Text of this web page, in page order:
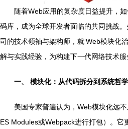
随着Web应用的复杂度日益提升，
码库，成为全球开发者面临的共同挑战
司的技术领袖与架构师，就‘Web模块化
解与实践经验，为构建下一代网络技术服
一、 模块化：从代码拆分到系统哲学
美国专家普遍认为，Web模块化远
ES Modules或Webpack进行打包）。它